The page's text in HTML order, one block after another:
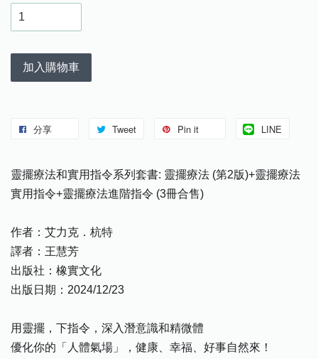
加入購物車
分享 Tweet Pin it LINE
靈擺療法和實用指令系列套書: 靈擺療法 (第2版)+靈擺療法
實用指令+靈擺療法進階指令 (3冊合售)
作者：艾力克．杭特
譯者：王慧芳
出版社：橡實文化
出版日期：2024/12/23
用靈擺，下指令，深入潛意識和精微體
優化你的「人體氣場」，健康、幸福、好事自然來！